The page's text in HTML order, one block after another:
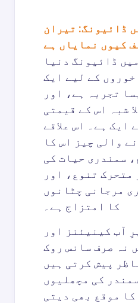
ڈائیونگ: تیران
کیوں نمایاں ہے
ڈائیونگ دنیا
خوروں کے لیے ایک
تجربہ ہے، اور
شبہ اس کے قیمتی
ایک ہے۔ اس علاقے
والی چیز اس کا
سمندری حیات کی
متحرک تنوع، اور
مرجانی چٹانوں
کا امتزاج ہے۔
آب کینیئنز اور
نہ صرف سانس روک
پیش کرتی ہیں
کی مچھلیوں
موقع بھی دیتی